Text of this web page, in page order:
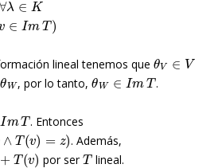
m T)
lineal tenemos que
θ V
, por lo tanto,
θW∈ImT
.
m
. Entonces
(v)=z)
. Además,
por ser
T
lineal.